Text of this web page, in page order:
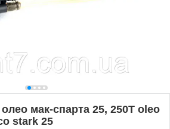
мак-спарта 25, 250Т oleo
stark 25